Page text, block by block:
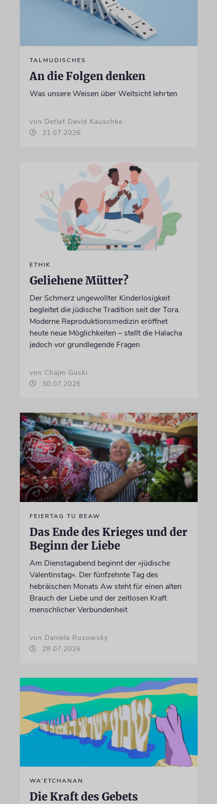
TALMUDISCHES
An die Folgen denken
Was unsere Weisen über Weitsicht lehrten
von Detlef David Kauschke
31.07.2026
ETHIK
Geliehene Mütter?
Der Schmerz ungewollter Kinderlosigkeit
begleitet die jüdische Tradition seit der Tora.
Moderne Reproduktionsmedizin eröffnet
heute neue Möglichkeiten – stellt die Halacha
jedoch vor grundlegende Fragen
von Chajm Guski
30.07.2026
FEIERTAG TU BEAW
Das Ende des Krieges und der
Beginn der Liebe
Am Dienstagabend beginnt der »jüdische
Valentinstag«. Der fünfzehnte Tag des
hebräischen Monats Aw steht für einen alten
Brauch der Liebe und der zeitlosen Kraft
menschlicher Verbundenheit
von Daniela Rusowsky
28.07.2026
WA’ETCHANAN
Die Kraft des Gebets